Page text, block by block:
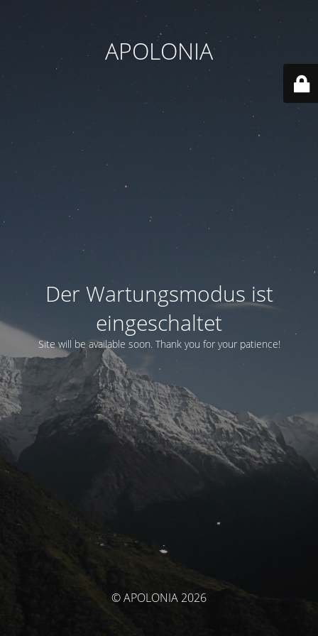
APOLONIA
Der Wartungsmodus ist
eingeschaltet
Site will be available soon. Thank you for your patience!
© APOLONIA 2026